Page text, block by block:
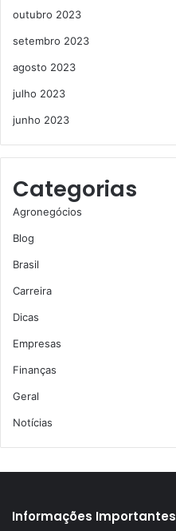
outubro 2023
setembro 2023
agosto 2023
julho 2023
junho 2023
Categorias
Agronegócios
Blog
Brasil
Carreira
Dicas
Empresas
Finanças
Geral
Notícias
Informações Importantes